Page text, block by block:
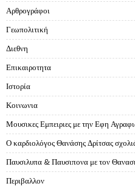
Αρθρογράφοι
Γεωπολιτική
Διεθνη
Επικαιροτητα
Ιστορία
Κοινωνια
Μουσικες Εμπειριες με την Εφη
Ο καρδιολόγος Θανάσης Δρίτσας
Παυσιλυπα & Παυσιπονα με τον
Περιβαλλον